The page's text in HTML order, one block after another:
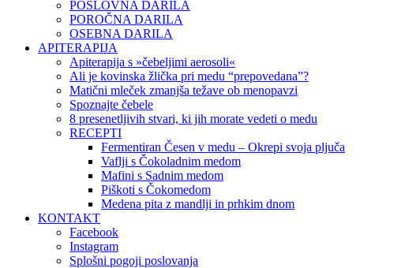
POSLOVNA DARILA
POROČNA DARILA
OSEBNA DARILA
APITERAPIJA
Apiterapija s »čebeljimi aerosoli«
Ali je kovinska žlička pri medu “prepovedana”?
Matični mleček zmanjša težave ob menopavzi
Spoznajte čebele
8 presenetljivih stvari, ki jih morate vedeti o medu
RECEPTI
Fermentiran Česen v medu – Okrepi svoja pljuča
Vaflji s Čokoladnim medom
Mafini s Sadnim medom
Piškoti s Čokomedom
Medena pita z mandlji in prhkim dnom
KONTAKT
Facebook
Instagram
Splošni pogoji poslovanja